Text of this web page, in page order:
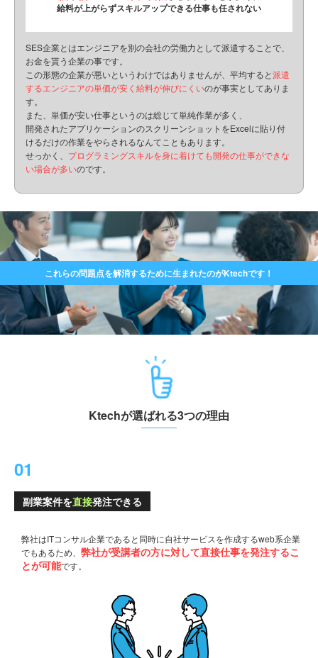
給料が上がらずスキルアップできる仕事も任されない
SES企業とはエンジニアを別の会社の労働力として派遣することで、
お金を貰う企業の事です。
この形態の企業が悪いというわけではありませんが、平均すると派遣
するエンジニアの単価が安く給料が伸びにくいのが事実としてありま
す。
また、単価が安い仕事というのは総じて単純作業が多く、
開発されたアプリケーションのスクリーンショットをExcelに貼り付
けるだけの作業をやらされるなんてこともあります。
せっかく、 プログラミングスキルを身に着けても開発の仕事ができな
い場合が多いのです。
これらの問題点を解消するために生まれたのがKtechです！
Ktechが選ばれる3つの理由
01
副業案件を直接発注できる
弊社はITコンサル企業であると同時に自社サービスを作成するweb系企業
でもあるため、 弊社が受講者の方に対して直接仕事を発注するこ
とが可能です。